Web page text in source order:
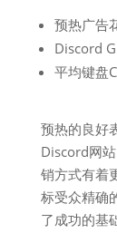
预热广告
Discord
平均键盘
预热的良好
Discord网
销方式有着
标受众精确
了成功的基